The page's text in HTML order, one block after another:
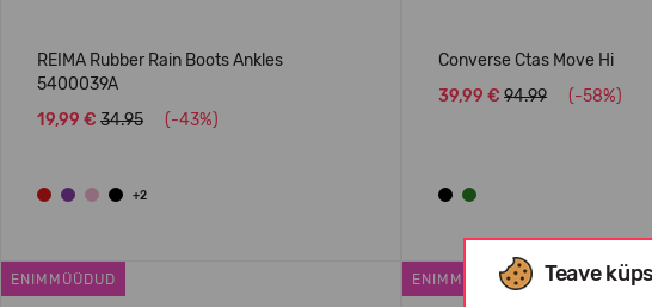
Teave
REIMA Rubber Rain Boots Ankles
5400039A
19,99 € 34.95 (-43%)
+2
Converse Ctas Move Hi
39,99 € 94.99 (-58%)
ENIMMÜÜDUD ENIMMÜÜDUD